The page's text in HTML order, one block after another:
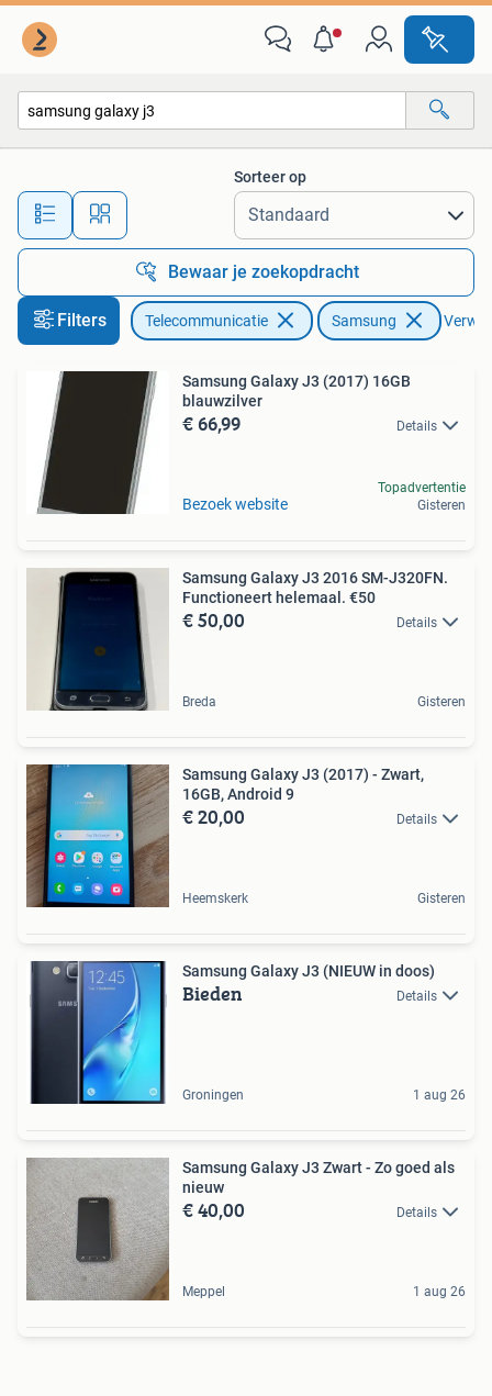
Alle afstanden…
Sorteer op
Bewaar je zoekopdracht
Filters Telecommunicatie Samsung
Samsung Galaxy J3 (2017) 16GB
blauwzilver
€ 66,99 Details
Bezoek website
Topadvertentie
Gisteren
Samsung Galaxy J3 2016 SM-J320FN.
Functioneert helemaal. €50
€ 50,00 Details
Breda Gisteren
Samsung Galaxy J3 (2017) - Zwart,
16GB, Android 9
€ 20,00 Details
Heemskerk Gisteren
Samsung Galaxy J3 (NIEUW in doos)
Bieden Details
Groningen 1 aug 26
Samsung Galaxy J3 Zwart - Zo goed als
nieuw
€ 40,00 Details
Meppel 1 aug 26